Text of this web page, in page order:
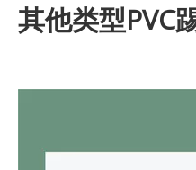
其他类型PVC